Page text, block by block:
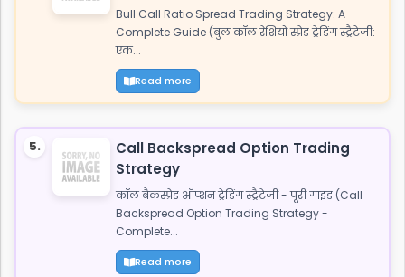
Bull Call Ratio Spread Trading Strategy: A
Complete Guide (बुल कॉल रेशियो स्प्रेड ट्रेडिंग स्ट्रैटेजी:
एक...
Read more
5.
Call Backspread Option Trading
Strategy
कॉल बैकस्प्रेड ऑप्शन ट्रेडिंग स्ट्रैटेजी - पूरी गाइड (Call
Backspread Option Trading Strategy -
Complete...
Read more